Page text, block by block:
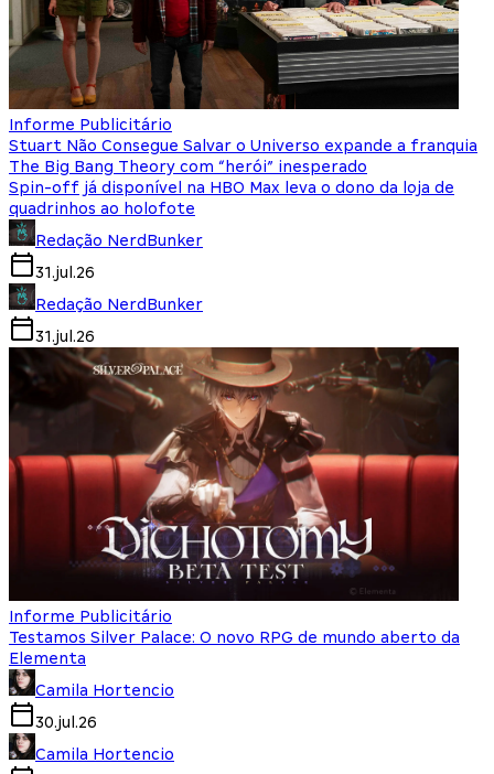
Informe Publicitário
Stuart Não Consegue Salvar o Universo expande a franquia
The Big Bang Theory com “herói” inesperado
Spin-off já disponível na HBO Max leva o dono da loja de
quadrinhos ao holofote
Redação NerdBunker
31.jul.26
Redação NerdBunker
31.jul.26
Informe Publicitário
Testamos Silver Palace: O novo RPG de mundo aberto da
Elementa
Camila Hortencio
30.jul.26
Camila Hortencio